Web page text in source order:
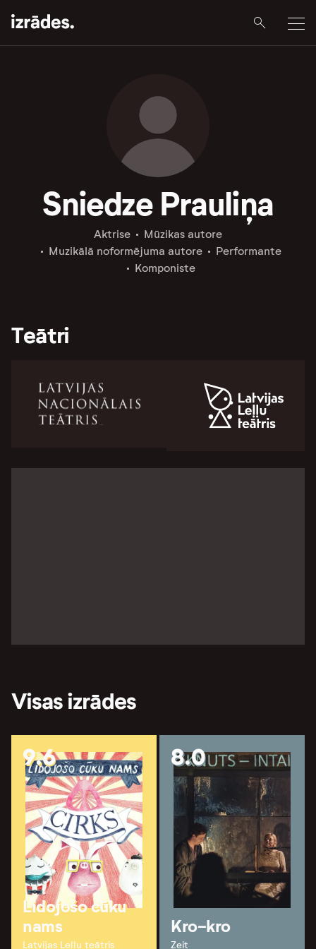
Sniedze Prauliņa
Aktrise
Mūzikas autore
Muzikālā noformējuma autore
Performante
Komponiste
Teātri
Visas izrādes
9.6
Lidojošo cūku
nams
Latvijas Leļļu teātris
8.0
Kro-kro
Zeit